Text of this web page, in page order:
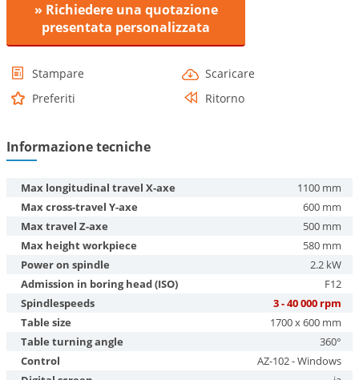
» Richiedere una quotazione
presentata personalizzata
Stampare
Scaricare
Preferiti
Ritorno
Informazione tecniche
Max longitudinal travel X-axe
1100 mm
Max cross-travel Y-axe
600 mm
Max travel Z-axe
500 mm
Max height workpiece
580 mm
Power on spindle
2.2 kW
Admission in boring head (ISO)
F12
Spindlespeeds
3 - 40 000 rpm
Table size
1700 x 600 mm
Table turning angle
360°
Control
AZ-102 - Windows